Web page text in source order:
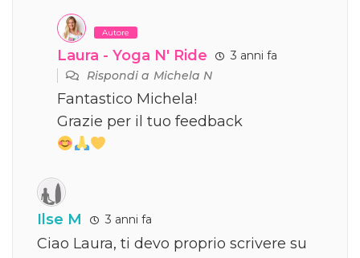
Autore
Laura - Yoga N' Ride
3 anni fa
Rispondi aMichela N
Fantastico Michela!
Grazie per il tuo feedback
Ilse M 3 anni fa
Ciao Laura, ti devo proprio scrivere su